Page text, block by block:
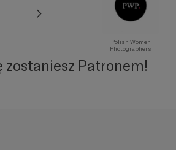
Polish Women
Photographers
zostaniesz Patronem!